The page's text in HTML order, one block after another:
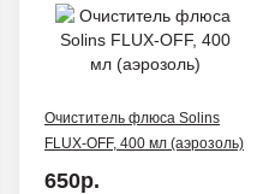
Очиститель флюса Solins
FLUX-OFF, 400 мл (аэрозоль)
650р.